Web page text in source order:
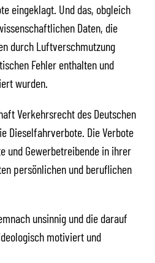
eingeklagt. Und das, obgleich
Daten, die
durch Luftverschmutzung
Fehler enthalten und
wurden.
Verkehrsrecht des Deutschen
Dieselfahrverbote. Die Verbote
und Gewerbetreibende in ihrer
persönlichen und beruflichen
unsinnig und die darauf
motiviert und